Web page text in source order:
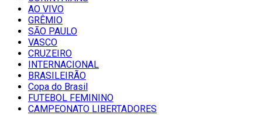
AO VIVO
GRÊMIO
SĀO PAULO
VASCO
CRUZEIRO
INTERNACIONAL
BRASILEIRÃO
Copa do Brasil
FUTEBOL FEMININO
CAMPEONATO LIBERTADORES